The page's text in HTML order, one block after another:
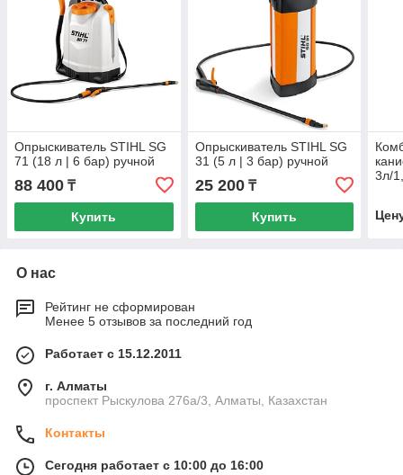
Опрыскиватель STIHL SG
71 (18 л | 6 бар) ручной
88 400 ₸
Купить
Опрыскиватель STIHL SG
31 (5 л | 3 бар) ручной
25 200₸
Купить
3л/
О нас
Рейтинг не сформирован
Менее 5 отзывов за последний год
Работает с 15.12.2011
г. Алматы
проспект Рыскулова 276а/3, Алматы, Казахстан
Контакты
Сегодня работает с 10:00 до 16:00